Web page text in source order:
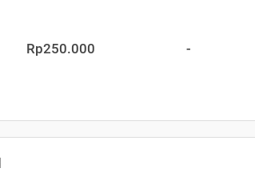
Rp250.000 -